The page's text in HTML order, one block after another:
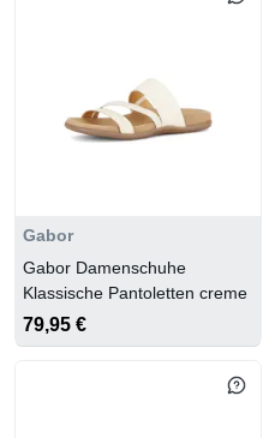
Gabor
Gabor Damenschuhe
Klassische Pantoletten creme
79,95 €